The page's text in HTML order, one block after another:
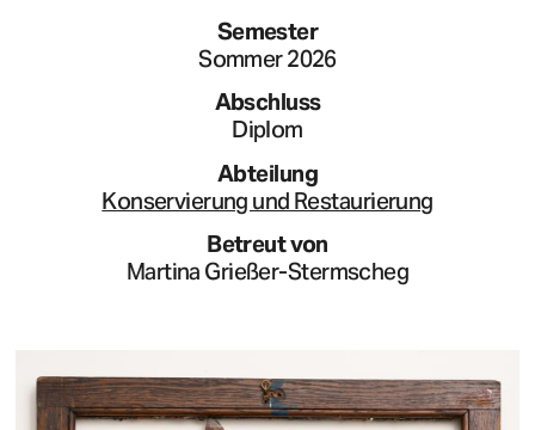
Semester
Sommer 2026
Abschluss
Diplom
Abteilung
Konservierung und Restaurierung
Betreut von
Martina Grießer-Stermscheg